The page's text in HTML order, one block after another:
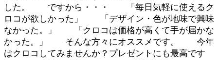
した。 ですから・・・ 「毎日気軽に使えるク
ロコが欲しかった」 「デザイン・色が地味で興味
なかった。」 「クロコは価格が高くて手が届かな
かった。」 そんな方々にオススメです。 今年
はクロコしてみませんか？プレゼントにも最高です